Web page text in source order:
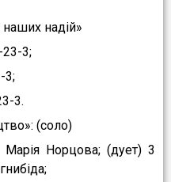
надій»
23-3;
3, гр.К-23-3;
3.
(соло)
Норцова; (дует) 3